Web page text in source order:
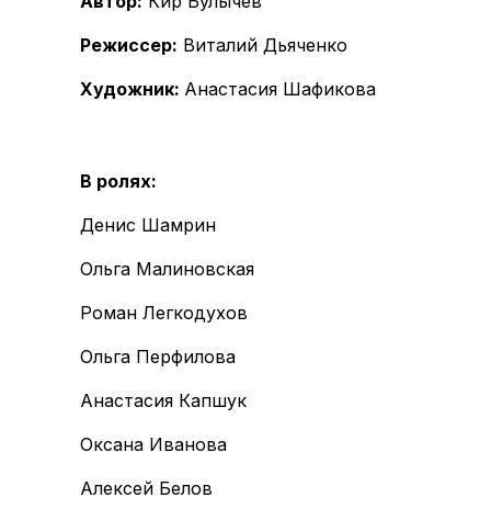
Режиссер: Виталий Дьяченко
Художник: Анастасия Шафикова
В ролях:
Денис Шамрин
Ольга Малиновская
Роман Легкодухов
Ольга Перфилова
Анастасия Капшук
Оксана Иванова
Алексей Белов